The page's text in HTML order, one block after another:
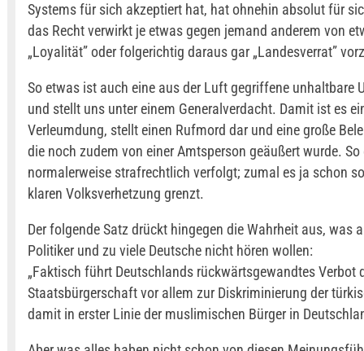
Systems für sich akzeptiert hat, hat ohnehin absolut für
das Recht verwirkt je etwas gegen jemand anderem von
„Loyalität” oder folgerichtig daraus gar „Landesverrat”
So etwas ist auch eine aus der Luft gegriffene unhaltbare
und stellt uns unter einem Generalverdacht. Damit ist es
Verleumdung, stellt einen Rufmord dar und eine große
die noch zudem von einer Amtsperson geäußert wurde.
normalerweise strafrechtlich verfolgt; zumal es ja schon
klaren Volksverhetzung grenzt.
Der folgende Satz drückt hingegen die Wahrheit aus, was
Politiker und zu viele Deutsche nicht hören wollen:
„Faktisch führt Deutschlands rückwärtsgewandtes Verbot
Staatsbürgerschaft vor allem zur Diskriminierung der
damit in erster Linie der muslimischen Bürger in